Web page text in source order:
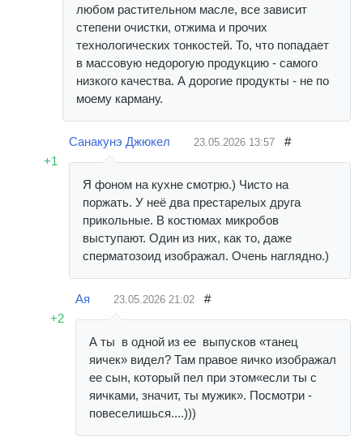
любом растительном масле, все зависит
степени очистки, отжима и прочих
технологических тонкостей. То, что попадает
в массовую недорогую продукцию - самого
низкого качества. А дорогие продукты - не по
моему карману.
+1
Санакунэ Джюкел 23.05.2026 13:57 #
Я фоном на кухне смотрю.) Чисто на
поржать. У неё два престарелых друга
прикольные. В костюмах микробов
выступают. Один из них, как то, даже
сперматозоид изображал. Очень наглядно.)
+2
Ая 23.05.2026 21:02 #
А ты в одной из ее выпусков «танец
яичек» видел? Там правое яичко изображал
ее сын, который пел при этом«если ты с
яичками, значит, ты мужик». Посмотри -
повеселишься....)))